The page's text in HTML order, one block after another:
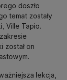
doszło
temat zostały
Ville Tapio.
został on
lekcja,